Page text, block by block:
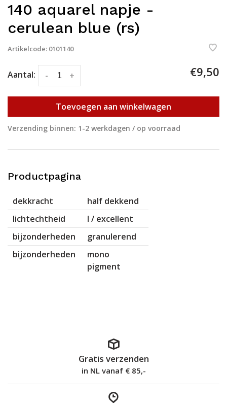
140 aquarel napje -
cerulean blue (rs)
Artikelcode: 0101140
Aantal: +
- €9,50
Toevoegen aan winkelwagen
Verzending binnen: 1-2 werkdagen / op voorraad
Productpagina
dekkracht
half dekkend
lichtechtheid
I / excellent
bijzonderheden
granulerend
bijzonderheden
mono
pigment
Gratis verzenden
in NL vanaf € 85,-